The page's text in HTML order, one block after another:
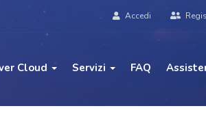
Accedi
Cloud Servizi FAQ